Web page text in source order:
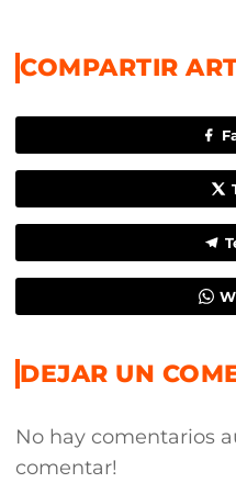
COMPARTIR
DEJAR UN
No hay comentarios
comentar!